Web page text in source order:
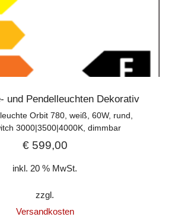
und Pendelleuchten Dekorativ
Orbit 780, weiß, 60W, rund,
3000|3500|4000K, dimmbar
€599,00
inkl. 20 % MwSt.
zzgl.
Versandkosten